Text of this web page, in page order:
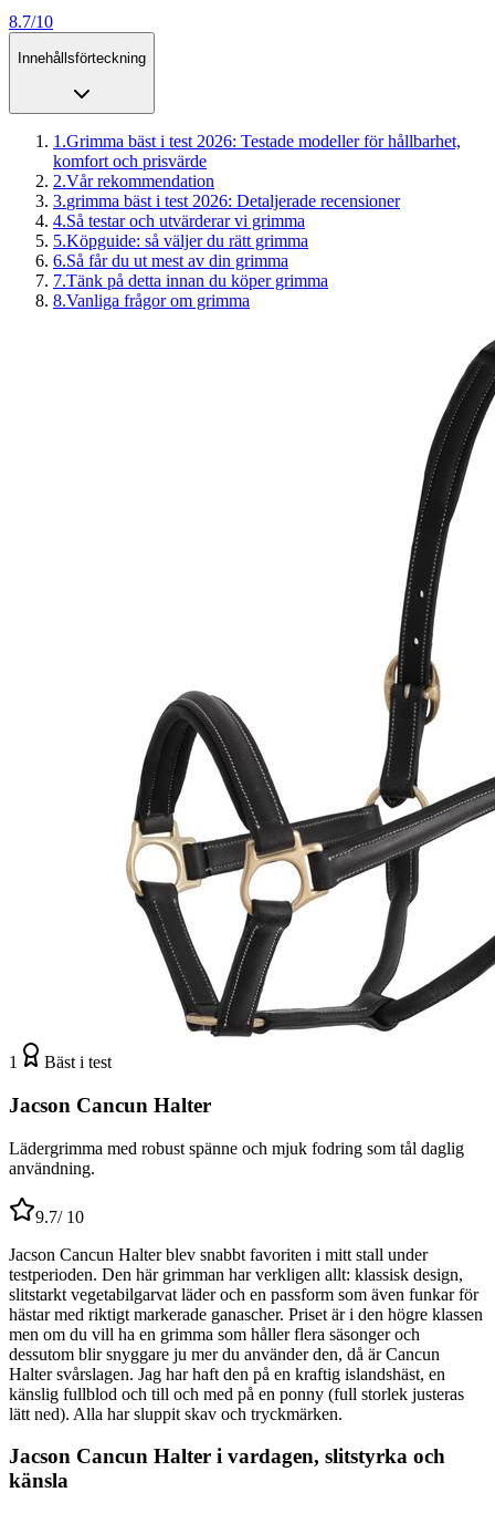
8.7/10
Innehållsförteckning
1 .Grimma bäst i test 2026: Testade modeller för hållbarhet,
komfort och prisvärde
2.Vår rekommendation
3.grimma bäst i test 2026: Detaljerade recensioner
4.Så testar och utvärderar vi grimma
5.Köpguide: så väljer du rätt grimma
6.Så får du ut mest av din grimma
7.Tänk på detta innan du köper grimma
8.Vanliga frågor om grimma
1 Bäst i test
Jacson Cancun Halter
Lädergrimma med robust spänne och mjuk fodring som tål daglig
användning.
9.7/ 10
Jacson Cancun Halter blev snabbt favoriten i mitt stall under
testperioden. Den här grimman har verkligen allt: klassisk design,
slitstarkt vegetabilgarvat läder och en passform som även funkar för
hästar med riktigt markerade ganascher. Priset är i den högre klassen
men om du vill ha en grimma som håller flera säsonger och
dessutom blir snyggare ju mer du använder den, då är Cancun
Halter svårslagen. Jag har haft den på en kraftig islandshäst, en
känslig fullblod och till och med på en ponny (full storlek justeras
lätt ned). Alla har sluppit skav och tryckmärken.
Jacson Cancun Halter i vardagen, slitstyrka och
känsla